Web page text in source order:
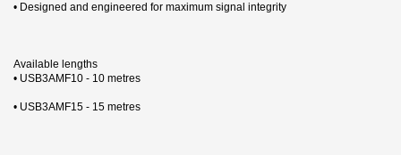
• Designed and engineered for maximum signal integrity
Available lengths
• USB3AMF10 - 10 metres
• USB3AMF15 - 15 metres